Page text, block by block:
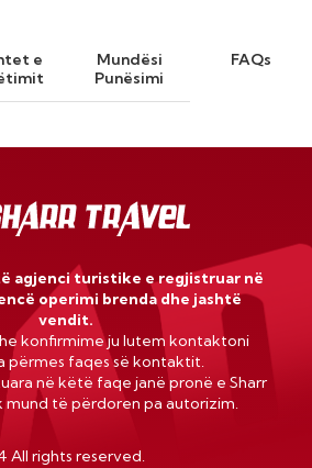
e
Mundësi
Punësimi
FAQs
agjenci turistike e regjistruar në
operimi brenda dhe jashtë
vendit.
konfirmime ju lutem kontaktoni
përmes faqes së kontaktit.
në këtë faqe janë pronë e Sharr
mund të përdoren pa autorizim.
All rights reserved.